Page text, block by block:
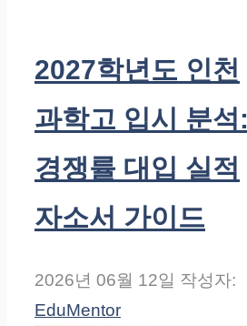
2027학년도 인천
과학고 입시 분석:
경쟁률 대입 실적
자소서 가이드
2026년 06월 12일 작성자:
EduMentor